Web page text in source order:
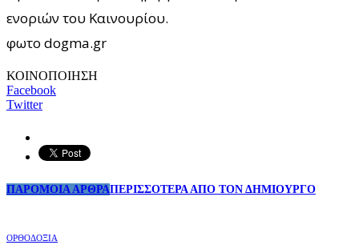
ενοριών του Καινουρίου.
φωτο dogma.gr
ΚΟΙΝΟΠΟΙΗΣΗ
Facebook
Twitter
ΠΑΡΟΜΟΙΑ ΑΡΘΡΑΠΕΡΙΣΣΟΤΕΡΑ ΑΠΟ ΤΟΝ ΔΗΜΙΟΥΡΓΟ
ΟΡΘΟΔΟΞΙΑ